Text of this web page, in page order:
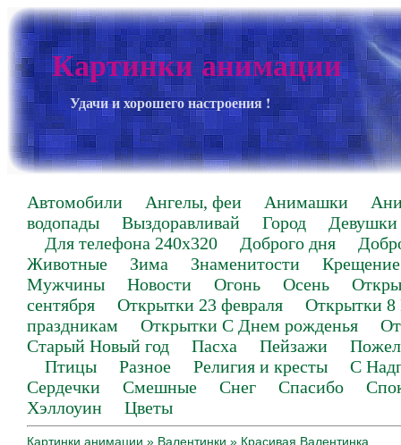
Картинки анимации
Удачи и хорошего настроения !
Автомобили Ангелы, феи Анимашки
водопады
Выздоравливай Город
Девушки
Для телефона 240х320
Доброго дня
Животные
Зима Знаменитости
Крещение
Мужчины
Новости Огонь Осень
сентября
Открытки 23 февраля
Открытки 8
праздникам
Открытки С Днем рожденья
Старый Новый год
Пасха Пейзажи
Птицы
Разное Религия и кресты
С
Сердечки
Смешные Снег Спасибо
Хэллоуин
Цветы
Картинки анимации » Валентинки » Красивая Валентинка